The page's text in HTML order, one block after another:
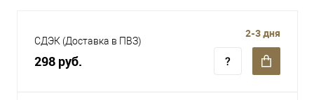
СДЭК (Доставка в ПВЗ)
298 руб.
2-3 дня